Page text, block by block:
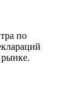
по
рынке.